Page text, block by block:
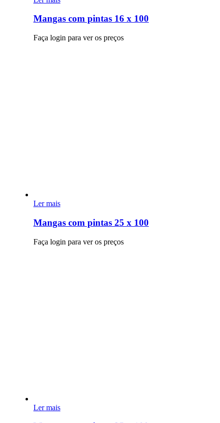
Com Asa
Sem Asa
Mangas com pintas 16 x 100
Faça login para ver os preços
Ler mais
Mangas com pintas 25 x 100
Faça login para ver os preços
Ler mais